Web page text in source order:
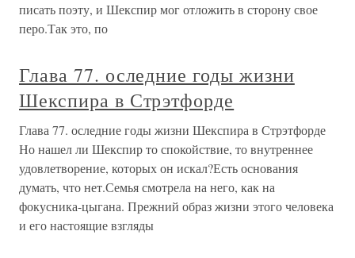
писать поэту, и Шекспир мог отложить в сторону свое
перо.Так это, по
Глава 77. оследние годы жизни
Шекспира в Стрэтфорде
Глава 77. оследние годы жизни Шекспира в Стрэтфорде
Но нашел ли Шекспир то спокойствие, то внутреннее
удовлетворение, которых он искал?Есть основания
думать, что нет.Семья смотрела на него, как на
фокусника-цыгана. Прежний образ жизни этого человека
и его настоящие взгляды